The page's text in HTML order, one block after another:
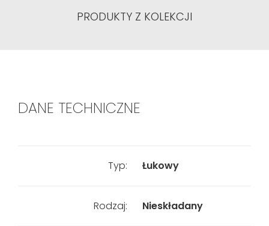
PRODUKTY Z KOLEKCJI
DANE TECHNICZNE
Typ: Łukowy
Rodzaj: Nieskładany